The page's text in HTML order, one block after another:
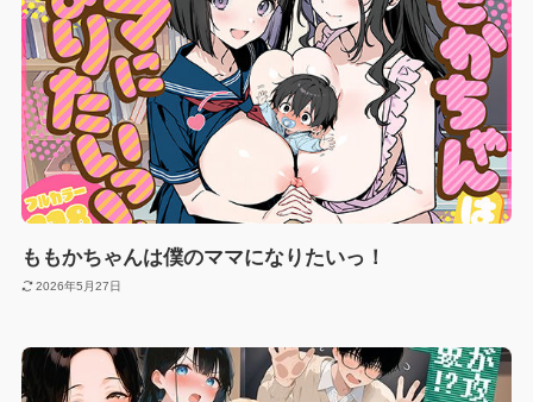
ももかちゃんは僕のママになりたいっ！
2026年5月27日